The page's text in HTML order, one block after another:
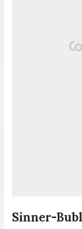
Sinner-